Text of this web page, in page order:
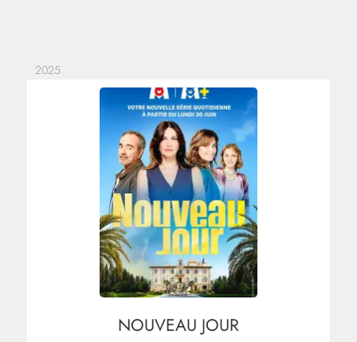
2025
NOUVEAU JOUR